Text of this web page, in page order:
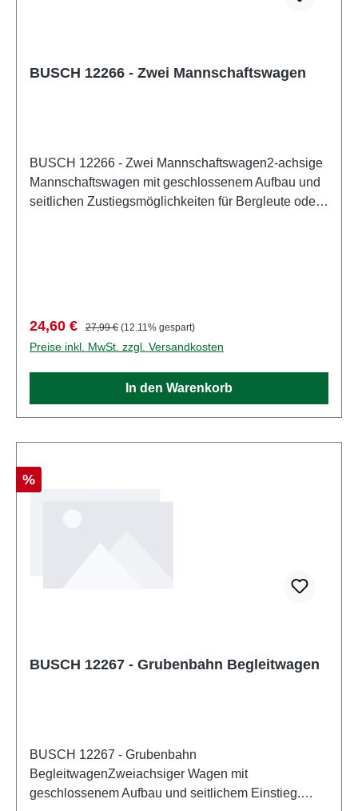
BUSCH 12266 - Zwei Mannschaftswagen
BUSCH 12266 - Zwei Mannschaftswagen2-achsige
Mannschaftswagen mit geschlossenem Aufbau und
seitlichen Zustiegsmöglichkeiten für Bergleute oder
GrubenbahnAltersempfehlung: ab 14 JahrenWEEE-
Nr.: DE 41143719
Verkaufspreis:
24,60 € Regulärer Preis:
27,99 € (12.11% gespart)
Preise inkl. MwSt. zzgl. Versandkosten
In den Warenkorb
Rabatt
%
BUSCH 12267 - Grubenbahn Begleitwagen
BUSCH 12267 - Grubenbahn
BegleitwagenZweiachsiger Wagen mit
geschlossenem Aufbau und seitlichem Einstieg.